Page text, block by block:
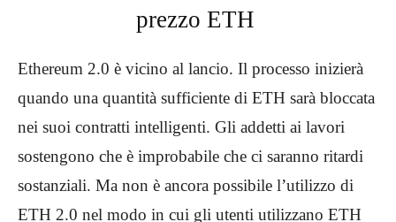
prezzo ETH
Ethereum 2.0 è vicino al lancio. Il processo inizierà
quando una quantità sufficiente di ETH sarà bloccata
nei suoi contratti intelligenti. Gli addetti ai lavori
sostengono che è improbabile che ci saranno ritardi
sostanziali. Ma non è ancora possibile l’utilizzo di
ETH 2.0 nel modo in cui gli utenti utilizzano ETH